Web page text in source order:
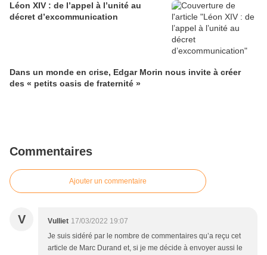
Léon XIV : de l’appel à l’unité au
décret d’excommunication
Dans un monde en crise, Edgar Morin nous invite à créer
des « petits oasis de fraternité »
Commentaires
Ajouter un commentaire
V Vulliet 17/03/2022 19:07
Je suis sidéré par le nombre de commentaires qu’a reçu cet
article de Marc Durand et, si je me décide à envoyer aussi le